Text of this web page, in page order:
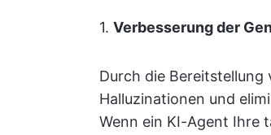
1. Verbesserung der
Durch die
Halluzinationen und
Wenn ein KI-Agent Ihre